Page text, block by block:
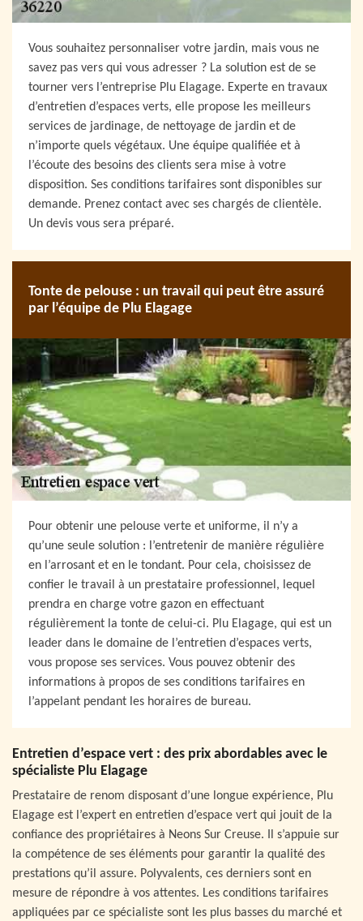
Vous souhaitez personnaliser votre jardin, mais vous ne
savez pas vers qui vous adresser ? La solution est de se
tourner vers l’entreprise Plu Elagage. Experte en travaux
d’entretien d’espaces verts, elle propose les meilleurs
services de jardinage, de nettoyage de jardin et de
n’importe quels végétaux. Une équipe qualifiée et à
l’écoute des besoins des clients sera mise à votre
disposition. Ses conditions tarifaires sont disponibles sur
demande. Prenez contact avec ses chargés de clientèle.
Un devis vous sera préparé.
Tonte de pelouse : un travail qui peut être assuré
par l’équipe de Plu Elagage
Pour obtenir une pelouse verte et uniforme, il n’y a
qu’une seule solution : l’entretenir de manière régulière
en l’arrosant et en le tondant. Pour cela, choisissez de
confier le travail à un prestataire professionnel, lequel
prendra en charge votre gazon en effectuant
régulièrement la tonte de celui-ci. Plu Elagage, qui est un
leader dans le domaine de l’entretien d’espaces verts,
vous propose ses services. Vous pouvez obtenir des
informations à propos de ses conditions tarifaires en
l’appelant pendant les horaires de bureau.
Entretien d’espace vert : des prix abordables avec le
spécialiste Plu Elagage
Prestataire de renom disposant d’une longue expérience, Plu
Elagage est l’expert en entretien d’espace vert qui jouit de la
confiance des propriétaires à Neons Sur Creuse. Il s’appuie sur
la compétence de ses éléments pour garantir la qualité des
prestations qu’il assure. Polyvalents, ces derniers sont en
mesure de répondre à vos attentes. Les conditions tarifaires
appliquées par ce spécialiste sont les plus basses du marché et